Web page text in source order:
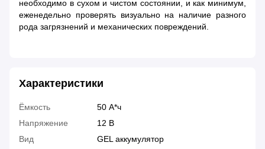
необходимо в сухом и чистом состоянии, и как минимум,
еженедельно проверять визуально на наличие разного
рода загрязнений и механических повреждений.
Характеристики
Ёмкость
50 А*ч
Напряжение
12 В
Вид
GEL аккумулятор